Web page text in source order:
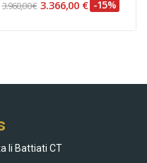
3.960,00 € 3.366,00 € -15%
li Battiati CT